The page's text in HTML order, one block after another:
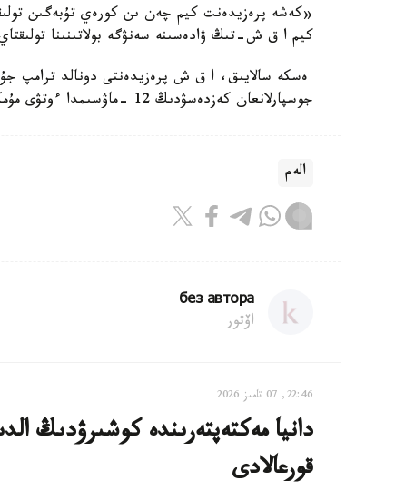
«كەشە پرەزيدەنت كيم چەن ىن كورەي تۇبەگىن
كيم ا ق ش-تىڭ ۋادەسىنە سەنۋگە بولاتىنىنا
ەسكە سالايىق، ا ق ش پرەزيدەنتى دونالد ترامپ
جوسپارلانعان كەزدەسۋدىڭ 12 -ماۋسىمدا ءوتۋى مۇمكىن ەكەندىگىن مالىمدەگەن ەدى.
الەم
без автора
اۆتور
22:46, 07 تامىز 2026
دانيا مەكتەپتەرىندە كوشىرۋدىڭ
قورعالادى